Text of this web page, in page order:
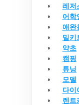
레저
어학
애완
밀키
약초
캠핑
튜닝
모델
다이
렌트